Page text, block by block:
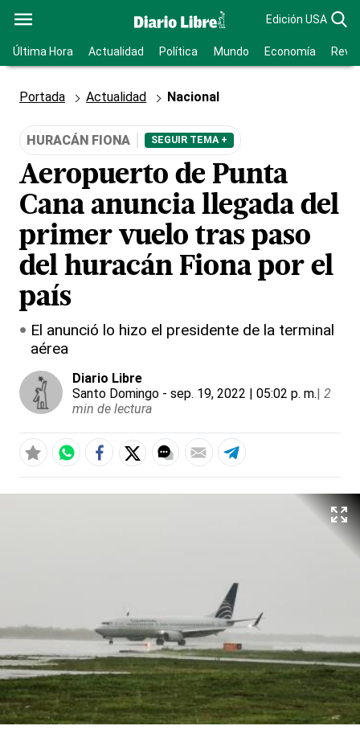
Edición USA
Última Hora Actualidad Política Mundo Economía
Portada Actualidad Nacional
HURACÁN FIONA SEGUIR TEMA +
Aeropuerto de Punta
Cana anuncia llegada del
primer vuelo tras paso
del huracán Fiona por el
país
El anunció lo hizo el presidente de la terminal
aérea
Diario Libre
Santo Domingo - sep. 19, 2022 | 05:02 p. m.| 2
min de lectura